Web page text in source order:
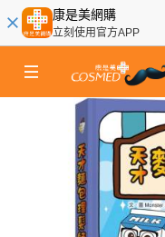
康是美網購
立刻使用官方APP